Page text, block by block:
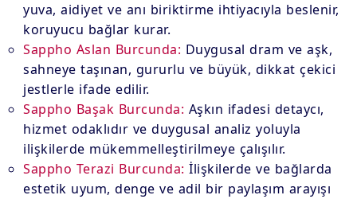
yuva, aidiyet ve anı biriktirme ihtiyacıyla beslenir,
koruyucu bağlar kurar.
Sappho Aslan Burcunda: Duygusal dram ve aşk,
sahneye taşınan, gururlu ve büyük, dikkat çekici
jestlerle ifade edilir.
Sappho Başak Burcunda: Aşkın ifadesi detaycı,
hizmet odaklıdır ve duygusal analiz yoluyla
ilişkilerde mükemmelleştirilmeye çalışılır.
Sappho Terazi Burcunda: İlişkilerde ve bağlarda
estetik uyum, denge ve adil bir paylaşım arayışı